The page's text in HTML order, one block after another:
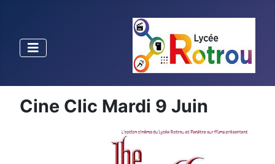
Cine Clic Mardi 9 Juin